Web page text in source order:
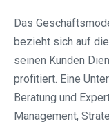
Das
bezieht sich auf
seinen Kunden
profitiert. Eine
Beratung und
Management,